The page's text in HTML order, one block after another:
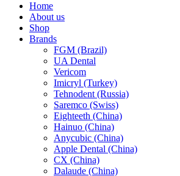
Home
About us
Shop
Brands
FGM (Brazil)
UA Dental
Vericom
Imicryl (Turkey)
Tehnodent (Russia)
Saremco (Swiss)
Eighteeth (China)
Hainuo (China)
Anycubic (China)
Apple Dental (China)
CX (China)
Dalaude (China)